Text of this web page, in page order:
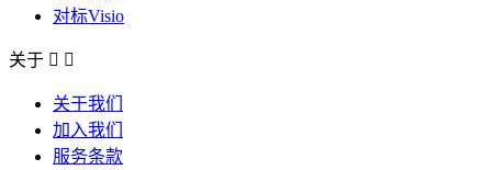
对标Visio
关于  
关于我们
加入我们
服务条款